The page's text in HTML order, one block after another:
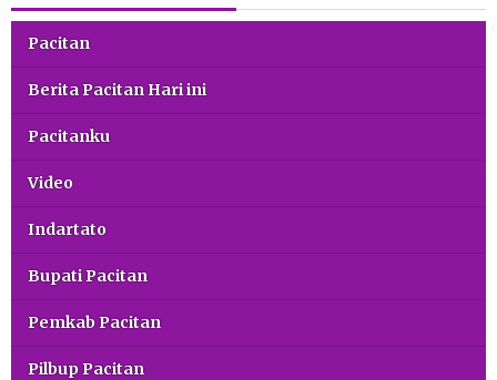
Pacitan
Berita Pacitan Hari ini
Pacitanku
Video
Indartato
Bupati Pacitan
Pemkab Pacitan
Pilbup Pacitan